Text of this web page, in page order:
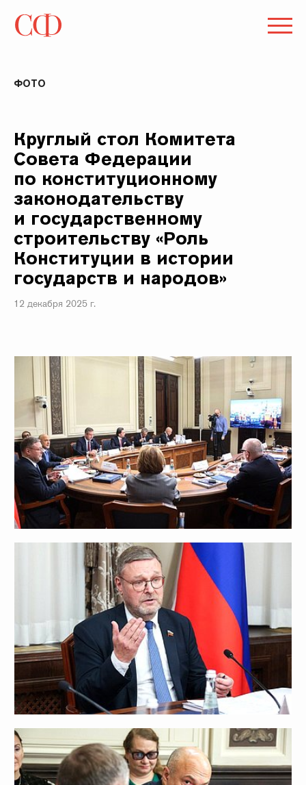
ФОТО
Круглый стол Комитета
Совета Федерации
по конституционному
законодательству
и государственному
строительству «Роль
Конституции в истории
государств и народов»
12 декабря 2025 г.